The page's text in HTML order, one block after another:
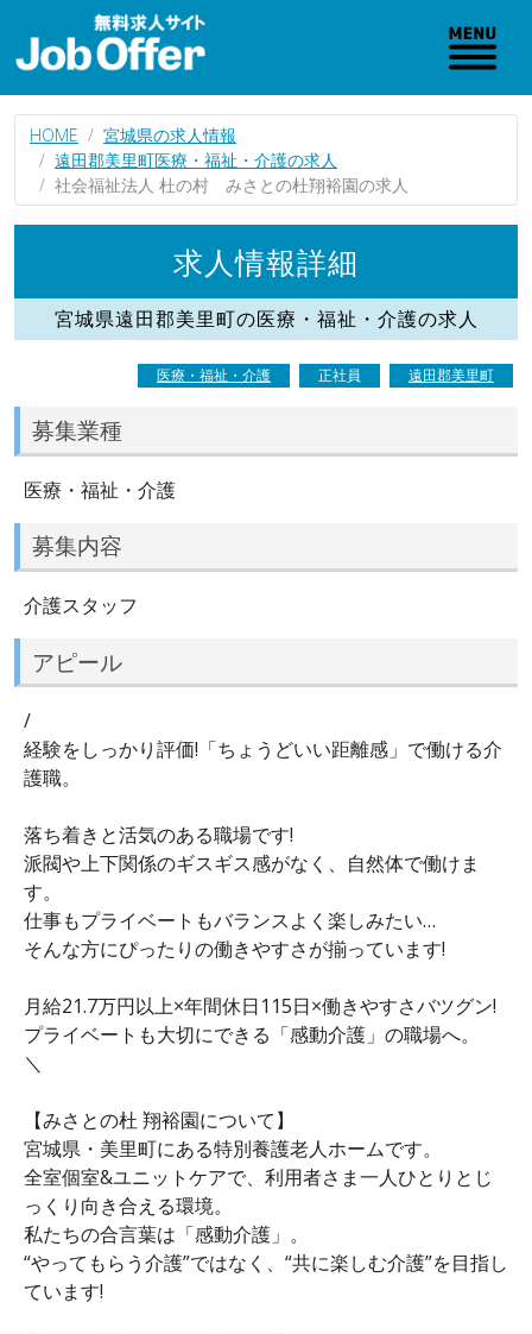
HOME
宮城県の求人情報
遠田郡美里町医療・福祉・介護の求人
社会福祉法人 杜の村 みさとの杜翔裕園の求人
求人情報詳細
宮城県遠田郡美里町の医療・福祉・介護の求人
医療・福祉・介護 正社員 遠田郡美里町
募集業種
医療・福祉・介護
募集内容
介護スタッフ
アピール
/
経験をしっかり評価!「ちょうどいい距離感」で働ける介
護職。
落ち着きと活気のある職場です!
派閥や上下関係のギスギス感がなく、自然体で働けま
す。
仕事もプライベートもバランスよく楽しみたい…
そんな方にぴったりの働きやすさが揃っています!
月給21.7万円以上×年間休日115日×働きやすさバツグン!
プライベートも大切にできる「感動介護」の職場へ。
＼
【みさとの杜 翔裕園について】
宮城県・美里町にある特別養護老人ホームです。
全室個室&ユニットケアで、利用者さま一人ひとりとじ
っくり向き合える環境。
私たちの合言葉は「感動介護」。
“やってもらう介護”ではなく、“共に楽しむ介護”を目指し
ています!